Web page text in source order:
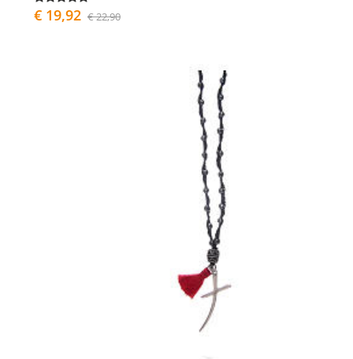
€ 19,92 € 22,90